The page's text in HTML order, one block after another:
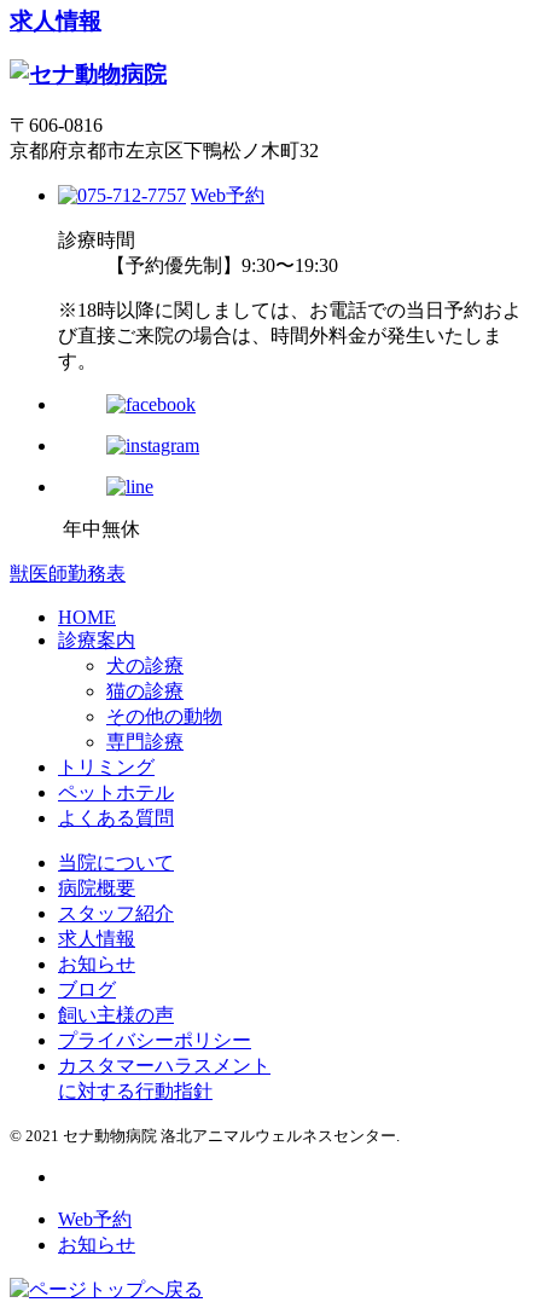
求人情報
〒606-0816
京都府京都市左京区下鴨松ノ木町32
Web予約
診療時間
【予約優先制】9:30〜19:30
※18時以降に関しましては、お電話での当日予約およ
び直接ご来院の場合は、時間外料金が発生いたしま
す。
年中無休
獣医師勤務表
HOME
診療案内
犬の診療
猫の診療
その他の動物
専門診療
トリミング
ペットホテル
よくある質問
当院について
病院概要
スタッフ紹介
求人情報
お知らせ
ブログ
飼い主様の声
プライバシーポリシー
カスタマーハラスメント
に対する行動指針
© 2021 セナ動物病院 洛北アニマルウェルネスセンター.
Web予約
お知らせ